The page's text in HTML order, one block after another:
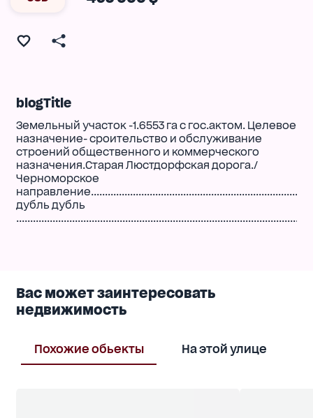
blogTitle
Земельный участок -1.6553 га с гос.актом. Целевое
назначение- сроительство и обслуживание
строений общественного и коммерческого
назначения.Старая Люстдорфская дорога./
Черноморское
дубль дубль
Вас может заинтересовать
недвижимость
Похожие обьекты На этой улице